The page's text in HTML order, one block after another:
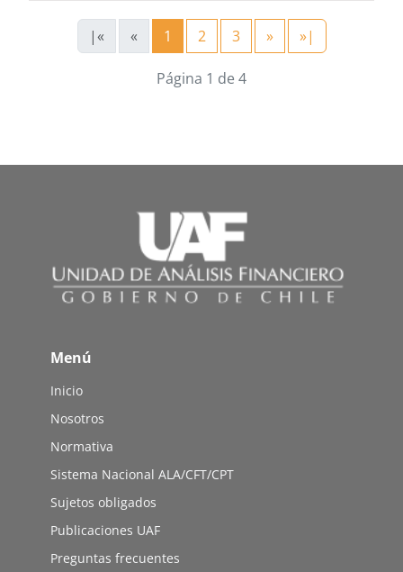
|« « 1 2 3 » »|
Página 1 de 4
Menú
Inicio
Nosotros
Normativa
Sistema Nacional ALA/CFT/CPT
Sujetos obligados
Publicaciones UAF
Preguntas frecuentes